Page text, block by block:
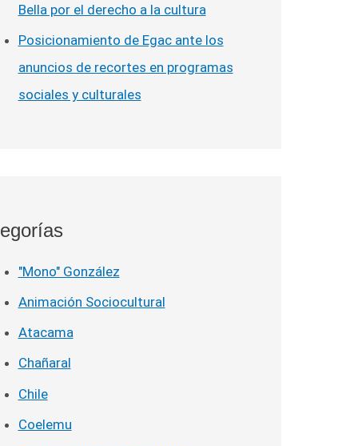
Bella por el derecho a la cultura
Posicionamiento de Egac ante los
anuncios de recortes en programas
sociales y culturales
"Mono" González
Animación Sociocultural
Atacama
Chañaral
Chile
Coelemu